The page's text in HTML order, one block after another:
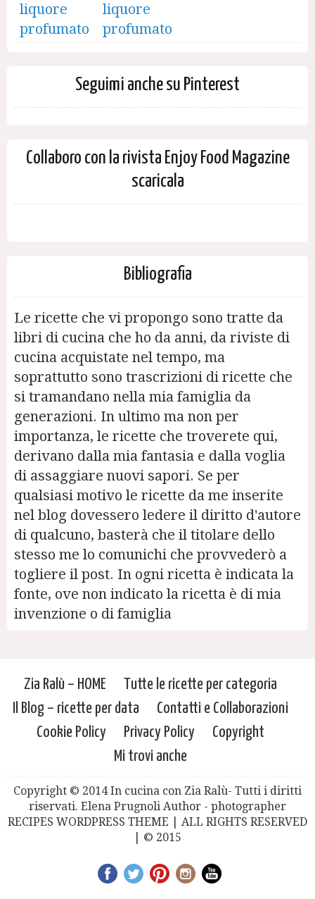
liquore
profumato
Seguimi anche su Pinterest
Collaboro con la rivista Enjoy Food Magazine
scaricala
Bibliografia
Le ricette che vi propongo sono tratte da
libri di cucina che ho da anni, da riviste di
cucina acquistate nel tempo, ma
soprattutto sono trascrizioni di ricette che
si tramandano nella mia famiglia da
generazioni. In ultimo ma non per
importanza, le ricette che troverete qui,
derivano dalla mia fantasia e dalla voglia
di assaggiare nuovi sapori. Se per
qualsiasi motivo le ricette da me inserite
nel blog dovessero ledere il diritto d'autore
di qualcuno, basterà che il titolare dello
stesso me lo comunichi che provvederò a
togliere il post. In ogni ricetta è indicata la
fonte, ove non indicato la ricetta è di mia
invenzione o di famiglia
Zia Ralù – HOME
Tutte le ricette per categoria
Il Blog – ricette per data
Contatti e Collaborazioni
Cookie Policy
Privacy Policy
Copyright
Mi trovi anche
Copyright © 2014 In cucina con Zia Ralù- Tutti i diritti
riservati. Elena Prugnoli Author - photographer
RECIPES WORDPRESS THEME | ALL RIGHTS RESERVED
| © 2015